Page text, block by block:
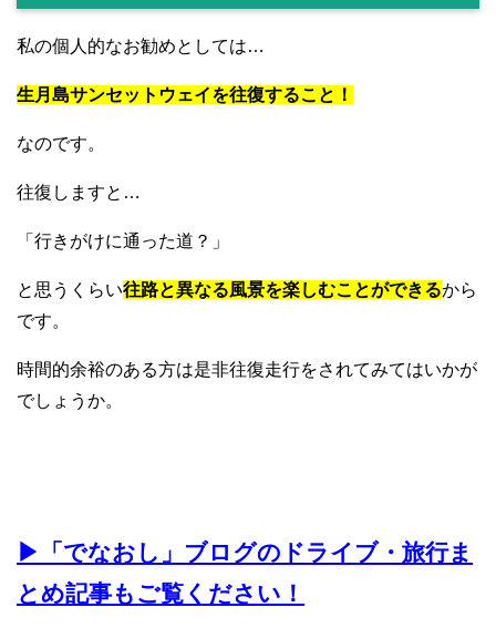
私の個人的なお勧めとしては…
生月島サンセットウェイを往復すること！
なのです。
往復しますと…
「行きがけに通った道？」
と思うくらい往路と異なる風景を楽しむことができるから
です。
時間的余裕のある方は是非往復走行をされてみてはいかが
でしょうか。
▶︎「でなおし」ブログのドライブ・旅行ま
とめ記事もご覧ください！